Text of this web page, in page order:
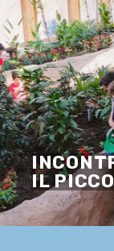
IL